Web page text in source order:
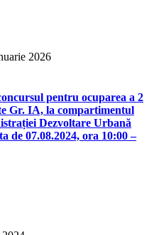
2026
pentru ocuparea a 2
Gr. IA, la compartimentul
Dezvoltare Urbană
de 07.08.2024, ora 10:00 –